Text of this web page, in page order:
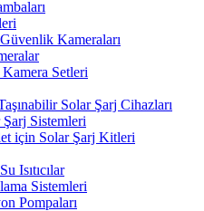
Kameraları
Setleri
Solar Şarj Cihazları
Sistemleri
için Solar Şarj Kitleri
Isıtıcılar
Sistemleri
Pompaları